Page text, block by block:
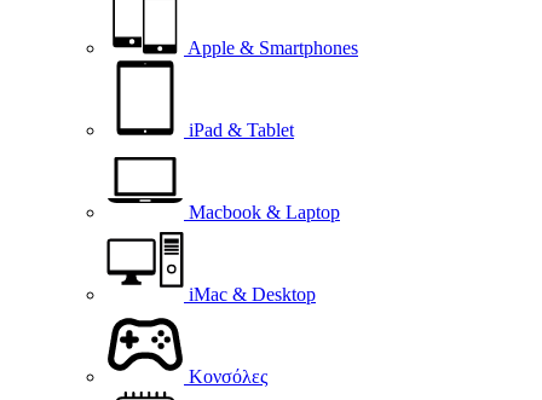
Apple & Smartphones
iPad & Tablet
Macbook & Laptop
iMac & Desktop
Κονσόλες